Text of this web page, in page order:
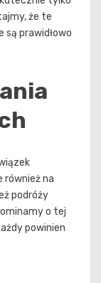
że te
są prawidłowo
również na
podróży
o tej
powinien